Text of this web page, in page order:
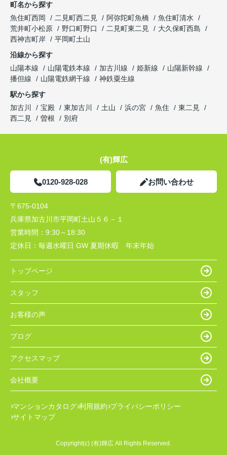
町名から探す
魚住町西岡
二見町西二見 阿弥陀町魚橋
魚住町清水
荒井町小松原
野口町野口 二見町東二見
大久保町西島
西神吉町岸
平岡町土山
沿線から探す
山陽本線
山陽電鉄本線 加古川線 姫新線
山陽新幹線
播但線
山陽電鉄網干線
神鉄粟生線
駅から探す
加古川
宝殿 東加古川 土山 浜の宮 魚住
東二見
西二見
曽根 別府
(有)輝広
0120-928-028 お問い合わせ
〒675-0104
兵庫県加古川市平岡町土山５６－１
営業時間： 9:30～18:30
定休日： 毎週水曜日 GW 夏期休暇 年末年始
トップページ
スタッフ
お客様の声
ブログ
アクセスマップ
会社概要
マンションカタログ 利用規約 プライバシーポリシー
サイトマップ
Copyright(c) (有)輝広 All Rights Reserved.